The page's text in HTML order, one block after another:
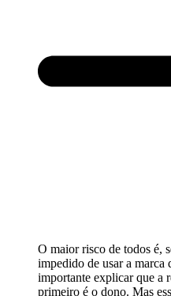
O maior risco de todos é,
impedido de usar a marca
importante explicar que a
primeiro é o dono. Mas